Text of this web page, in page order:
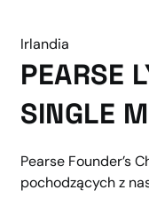
Irlandia
PEARSE
SINGLE
Pearse Founder’s
pochodzących z